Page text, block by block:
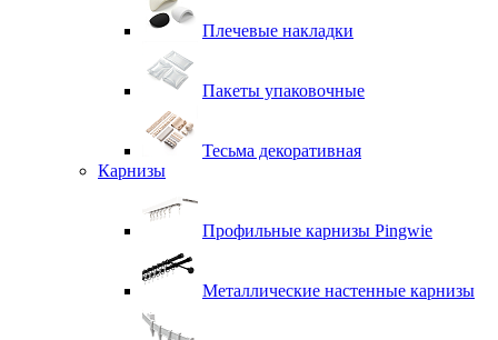
Плечевые накладки
Пакеты упаковочные
Тесьма декоративная
Карнизы
Профильные карнизы Pingwie
Металлические настенные карнизы